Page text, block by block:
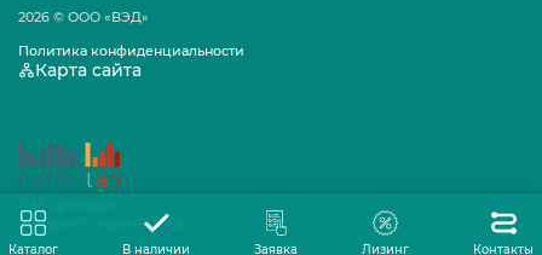
2026 © ООО «ВЭД»
Политика конфиденциальности
Карта сайта
интернет-маркетинга
Каталог В наличии Заявка Лизинг Контакты